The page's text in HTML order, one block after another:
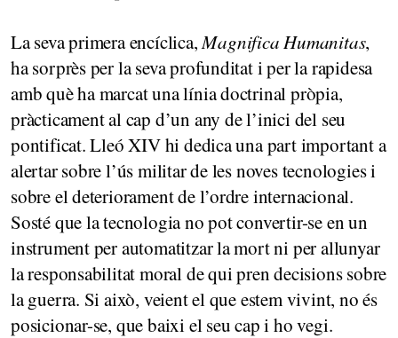
La seva primera encíclica, Magnifica Humanitas,
ha sorprès per la seva profunditat i per la rapidesa
amb què ha marcat una línia doctrinal pròpia,
pràcticament al cap d’un any de l’inici del seu
pontificat. Lleó XIV hi dedica una part important a
alertar sobre l’ús militar de les noves tecnologies i
sobre el deteriorament de l’ordre internacional.
Sosté que la tecnologia no pot convertir-se en un
instrument per automatitzar la mort ni per allunyar
la responsabilitat moral de qui pren decisions sobre
la guerra. Si això, veient el que estem vivint, no és
posicionar-se, que baixi el seu cap i ho vegi.